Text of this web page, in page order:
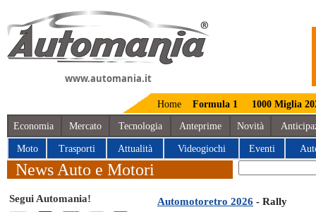
www.automania.it
Home Formula 1 1000 Miglia
Economia Mercato Tecnologia Anteprime Novità
Moto Trasporti Attualità Videogiochi Eventi
News Auto e Motori
Segui Automania! Automotoretro 2026 - Rally